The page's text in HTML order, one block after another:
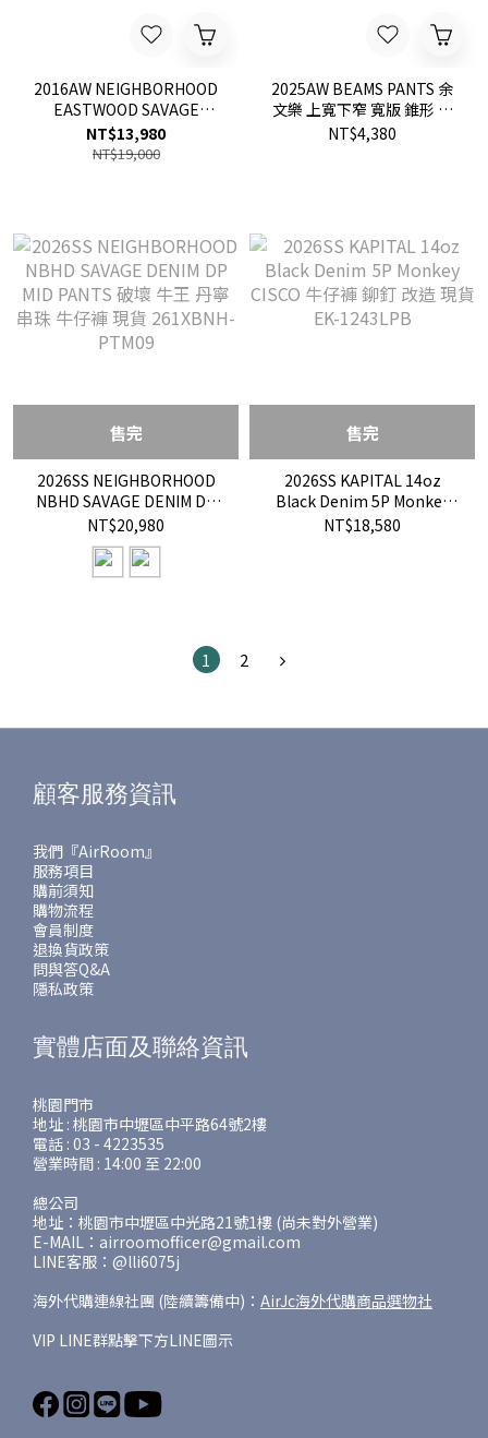
2016AW NEIGHBORHOOD
EASTWOOD SAVAGE
NARROW 窄版 牛王 牛仔褲
現貨
NT$13,980
NT$19,000
2025AW BEAMS PANTS 余
文樂 上寬下窄 寬版 錐形 牛
仔褲 丹寧 長褲 原色 水洗 現
NT$4,380
售完
2026SS NEIGHBORHOOD
NBHD SAVAGE DENIM DP
MID PANTS 破壞 牛王 丹寧
串珠 牛仔褲 現貨 261XBNH-
PTM09
NT$20,980
售完
2026SS KAPITAL 14oz
Black Denim 5P Monkey
CISCO 牛仔褲 鉚釘 改造 現
NT$18,580
1 2
顧客服務資訊
我們『AirRoom』
服務項目
購前須知
購物流程
會員制度
退換貨政策
問與答Q&A
隱私政策
實體店面及聯絡資訊
桃園門市
地址 : 桃園市中壢區中平路64號2樓
電話 : 03 - 4223535
營業時間 : 14:00 至 22:00
總公司
地址：桃園市中壢區中光路21號1樓 (尚未對外營業)
E-MAIL：airroomofficer@gmail.com
LINE客服：@lli6075j
海外代購連線社團 (陸續籌備中)： AirJc海外代購商品選物社
VIP LINE群點擊下方LINE圖示